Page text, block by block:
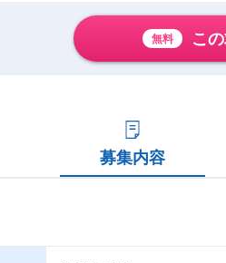
無料 こ
募集内容